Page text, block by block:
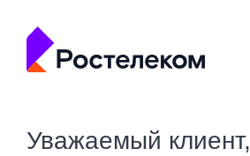
Уважаемый клиент,